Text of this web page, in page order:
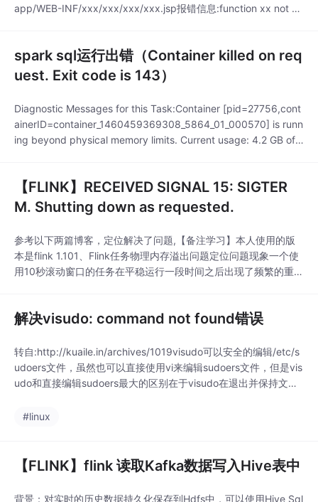
app/WEB-INF/xxx/xxx/xxx/xxx.jsp报错信息:function xx not de
spark sql运行出错（Container killed on req
uest. Exit code is 143）
Diagnostic Messages for this Task:Container [pid=27756,cont
ainerID=container_1460459369308_5864_01_000570] is runn
ing beyond physical memory limits. Current usage: 4.2 GB of
【FLINK】RECEIVED SIGNAL 15: SIGTER
M. Shutting down as requested.
参考以下两篇博客，定位解决了问题,【备注学习】本人使用的版
本是flink 1.101、Flink任务物理内存溢出问题定位问题现象一个使
用10秒滚动窗口的任务在平稳运行一段时间之后出现了频繁的重
- RECEI
解决visudo: command not found错误
转自:http://kuaile.in/archives/1019visudo可以安全的编辑/etc/s
udoers文件，虽然也可以直接使用vi来编辑sudoers文件，但是vis
udo和直接编辑sudoers最大的区别在于visudo在退出并保持文件
辑sudoers的话，可以回出现语法错误，但是使用visudo却...
#linux
【FLINK】flink 读取Kafka数据写入Hive表中
背景：对实时的历史数据持久化保存到Hdfs中，可以使用Hive Sql